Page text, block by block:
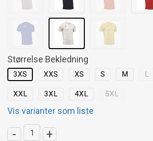
Størrelse Bekledning
3XS XXS XS S M L
XXL 3XL 4XL 5XL
Vis varianter som liste
- +